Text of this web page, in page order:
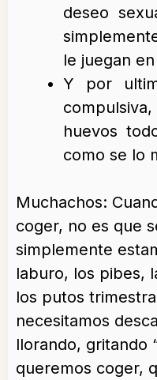
deseo
le juegan
Y por
huevos
como se lo
Muchachos:
coger, no es que
simplemente
laburo, los pibes,
los putos
necesitamos
llorando, gritando
queremos coger,